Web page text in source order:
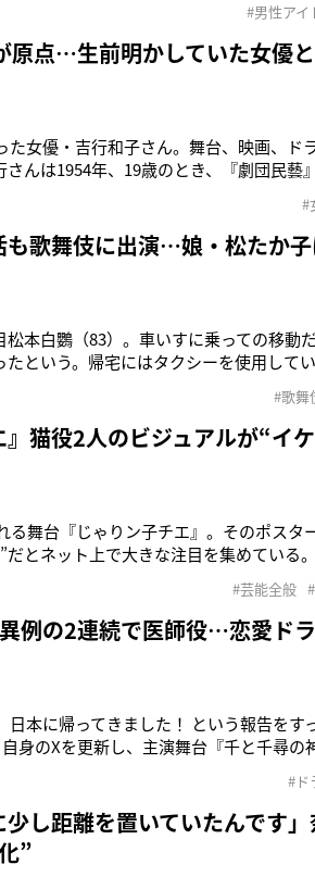
たときは、いつか自分も詩的で美しいセ
#男性アイ
点…生前明かしていた女優
女優・吉行和子さん。舞台、映画、ド
んは1954年、19歳のとき、『劇団民藝
とき、主役を務めていた女優が風邪で #
歌舞伎に出演…娘・松たか
本白鸚（83）。車いすに乗っての移動
という。帰宅にはタクシーを使用して
。9月2日に初日を迎えた歌舞伎座の『
#歌舞
』猫役2人のビジュアルが“イ
る舞台『じゃりン子チエ』。そのポスタ
とネット上で大きな注目を集めている
生のチエやその家族、近所の人々の生
#芸能全般
例の2連続で医師役…恋愛ド
日本に帰ってきました！ という報告をす
身のXを更新し、主演舞台『千と千尋の
め、9月5日には主演映画『カラダ探し#ド
少し距離を置いていたんです
”